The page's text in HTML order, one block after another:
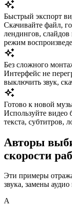
Быстрый экспорт
Скачивайте файл,
лендингов,
режим
Без сложного
Интерфейс не
выключить звук,
Готово к новой
Используйте видео
текста, субтитров,
Авторы
скорости
Эти примеры
звука, замены
А